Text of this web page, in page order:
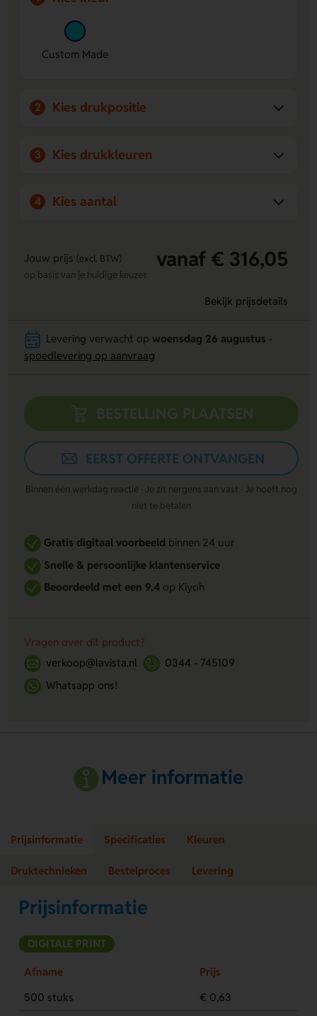
bedrukte omslag
Full colour bedrukking mogelijk:
of merk zichtbaar door de omslag aan beide zijden te
elke voorkeur te voldoen.
catering.
Custom Made
2 Kies drukpositie
3 Kies drukkleuren
4 Kies aantal
Jouw prijs (excl. BTW) vanaf € 316,05
op basis van je huidige keuzes
Bekijk prijsdetails
Levering verwacht op woensdag 26 augustus
spoedlevering op aanvraag
BESTELLING PLAATSEN
EERST OFFERTE ONTVANGEN
Binnen één werkdag reactie · Je zit nergens aan vast · Je hoeft nog
niet te betalen
Gratis digitaal voorbeeldbinnen 24 uur
Snelle & persoonlijke klantenservice
Beoordeeld met een 9,4op Kiyoh
Vragen over dit product?
verkoop@lavista.nl
0344 - 745109
Whatsapp ons!
Meer informatie
Prijsinformatie Specificaties Kleuren
Druktechnieken Bestelproces Levering
Prijsinformatie
DIGITALE PRINT
Afname
Prijs
500 stuks
€ 0,63